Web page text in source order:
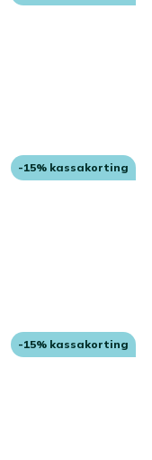
-15% kassakorting
-15% kassakorting